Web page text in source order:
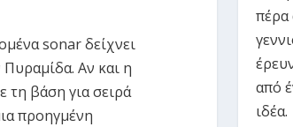
sonar δείχνει
Αν και η
τη βάση για σειρά
προηγμένη
πέρα
από
ιδέα.